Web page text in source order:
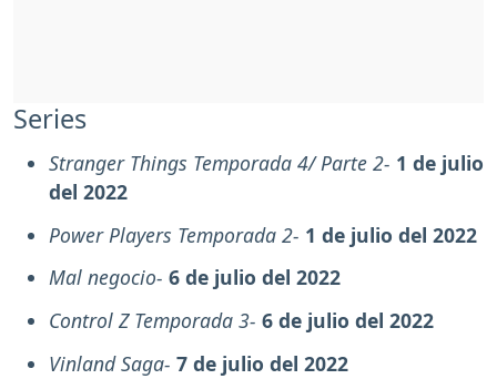
Series
Stranger Things Temporada 4/ Parte 2- 1 de julio
del 2022
Power Players Temporada 2- 1 de julio del 2022
Mal negocio- 6 de julio del 2022
Control Z Temporada 3- 6 de julio del 2022
Vinland Saga- 7 de julio del 2022